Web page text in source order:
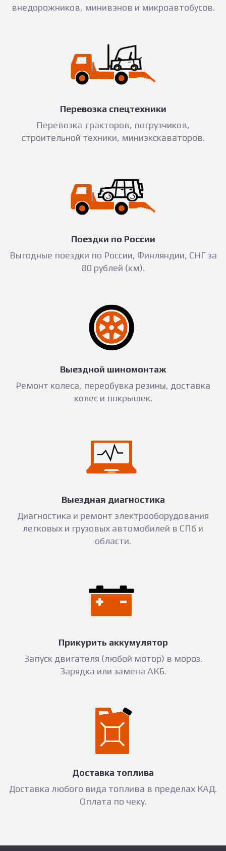
внедорожников, минивэнов и микроавтобусов.
Перевозка спецтехники
Перевозка тракторов, погрузчиков,
строительной техники, миниэкскаваторов.
Поездки по России
Выгодные поездки по России, Финляндии, СНГ за
80 рублей (км).
Выездной шиномонтаж
Ремонт колеса, переобувка резины, доставка
колес и покрышек.
Выездная диагностика
Диагностика и ремонт электрооборудования
легковых и грузовых автомобилей в СПб и
области.
Прикурить аккумулятор
Запуск двигателя (любой мотор) в мороз.
Зарядка или замена АКБ.
Доставка топлива
Доставка любого вида топлива в пределах КАД.
Оплата по чеку.